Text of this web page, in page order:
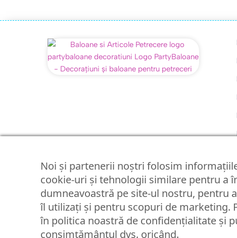
Noi și partenerii noștri folosim
cookie-uri și tehnologii similare pentru a
dumneavoastră pe site-ul nostru, pentru
îl utilizați și pentru scopuri de marketing.
în politica noastră de confidențialitate și
consimțământul dvs. oricând.